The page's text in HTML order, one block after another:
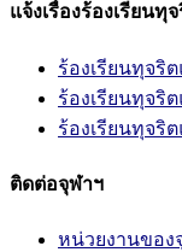
แจ้งเรื่องร้องเรียนทุ
ร้องเรียนทุจริ
ร้องเรียนทุจริ
ร้องเรียนทุจริ
ติดต่อจุฬาฯ
หน่วยงานของ